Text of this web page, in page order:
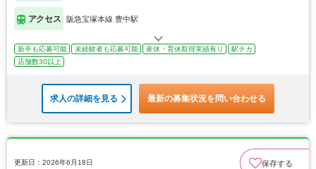
アクセス 阪急宝塚本線 豊中駅
新卒も応募可能 未経験者も応募可能 産休・育休取得実績有り
駅チカ
店舗数30以上
求人の詳細を見る 最新の募集状況を問い合わせる
更新日：2026年6月18日 保存する